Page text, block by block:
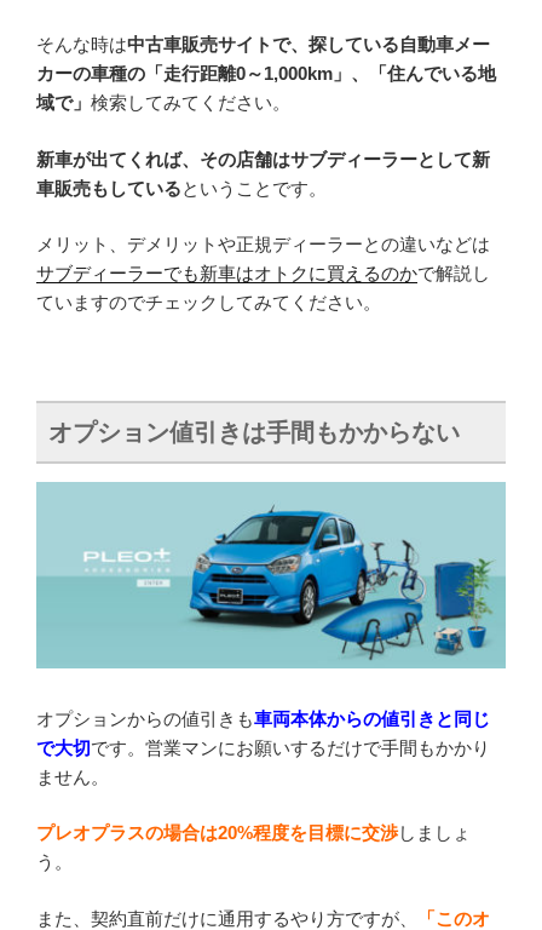
そんな時は中古車販売サイトで、探している自動車メー
カーの車種の「走行距離0～1,000km」、「住んでいる地
域で」 検索してみてください。
新車が出てくれば、その店舗はサブディーラーとして新
車販売もしているということです。
メリット、デメリットや正規ディーラーとの違いなどは
サブディーラーでも新車はオトクに買えるのかで解説し
ていますのでチェックしてみてください。
オプション値引きは手間もかからない
オプションからの値引きも車両本体からの値引きと同じ
で大切です。営業マンにお願いするだけで手間もかかり
ません。
プレオプラスの場合は20%程度を目標に交渉しましょ
う。
また、契約直前だけに通用するやり方ですが、 「このオ